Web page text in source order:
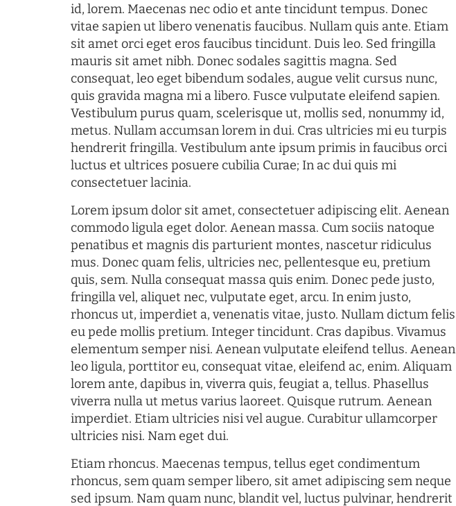
id, lorem. Maecenas nec odio et ante tincidunt tempus. Donec
vitae sapien ut libero venenatis faucibus. Nullam quis ante. Etiam
sit amet orci eget eros faucibus tincidunt. Duis leo. Sed fringilla
mauris sit amet nibh. Donec sodales sagittis magna. Sed
consequat, leo eget bibendum sodales, augue velit cursus nunc,
quis gravida magna mi a libero. Fusce vulputate eleifend sapien.
Vestibulum purus quam, scelerisque ut, mollis sed, nonummy id,
metus. Nullam accumsan lorem in dui. Cras ultricies mi eu turpis
hendrerit fringilla. Vestibulum ante ipsum primis in faucibus orci
luctus et ultrices posuere cubilia Curae; In ac dui quis mi
consectetuer lacinia.
Lorem ipsum dolor sit amet, consectetuer adipiscing elit. Aenean
commodo ligula eget dolor. Aenean massa. Cum sociis natoque
penatibus et magnis dis parturient montes, nascetur ridiculus
mus. Donec quam felis, ultricies nec, pellentesque eu, pretium
quis, sem. Nulla consequat massa quis enim. Donec pede justo,
fringilla vel, aliquet nec, vulputate eget, arcu. In enim justo,
rhoncus ut, imperdiet a, venenatis vitae, justo. Nullam dictum felis
eu pede mollis pretium. Integer tincidunt. Cras dapibus. Vivamus
elementum semper nisi. Aenean vulputate eleifend tellus. Aenean
leo ligula, porttitor eu, consequat vitae, eleifend ac, enim. Aliquam
lorem ante, dapibus in, viverra quis, feugiat a, tellus. Phasellus
viverra nulla ut metus varius laoreet. Quisque rutrum. Aenean
imperdiet. Etiam ultricies nisi vel augue. Curabitur ullamcorper
ultricies nisi. Nam eget dui.
Etiam rhoncus. Maecenas tempus, tellus eget condimentum
rhoncus, sem quam semper libero, sit amet adipiscing sem neque
sed ipsum. Nam quam nunc, blandit vel, luctus pulvinar, hendrerit